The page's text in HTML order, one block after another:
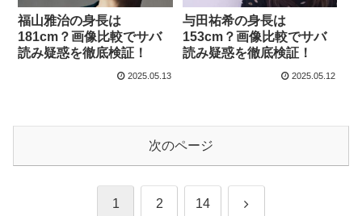
福山雅治の身長は
181cm？画像比較でサバ
読み疑惑を徹底検証！
2025.05.13
与田祐希の身長は
153cm？画像比較でサバ
読み疑惑を徹底検証！
2025.05.12
次のページ
1 2 14 次